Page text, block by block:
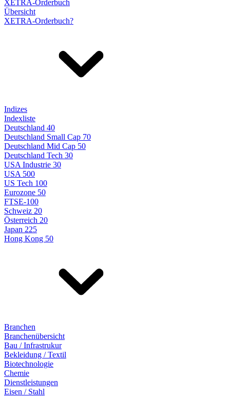
XETRA-Orderbuch
Übersicht
XETRA-Orderbuch?
Indizes
Indexliste
Deutschland 40
Deutschland Small Cap 70
Deutschland Mid Cap 50
Deutschland Tech 30
USA Industrie 30
USA 500
US Tech 100
Eurozone 50
FTSE-100
Schweiz 20
Österreich 20
Japan 225
Hong Kong 50
Branchen
Branchenübersicht
Bau / Infrastrukur
Bekleidung / Textil
Biotechnologie
Chemie
Dienstleistungen
Eisen / Stahl